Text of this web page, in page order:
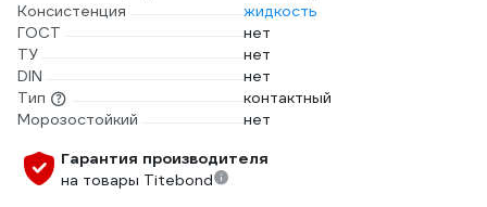
Консистенция
жидкость
ГОСТ
нет
ТУ
нет
DIN
нет
Тип
контактный
Морозостойкий
нет
Гарантия производителя
на товары Titebond